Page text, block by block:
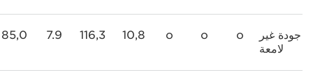
جودة غير
لامعة
10,8
116,3
7.9
85,0